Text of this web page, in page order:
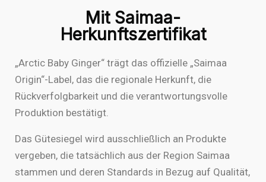
Mit Saimaa-
Herkunftszertifikat
„Arctic Baby Ginger“ trägt das offizielle „Saimaa
Origin“-Label, das die regionale Herkunft, die
Rückverfolgbarkeit und die verantwortungsvolle
Produktion bestätigt.
Das Gütesiegel wird ausschließlich an Produkte
vergeben, die tatsächlich aus der Region Saimaa
stammen und deren Standards in Bezug auf Qualität,